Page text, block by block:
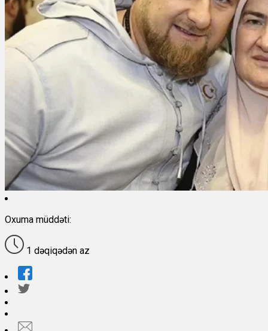
Oxuma müddəti:
1 dəqiqədən az